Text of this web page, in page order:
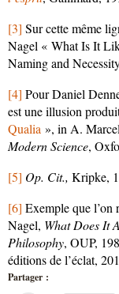
[3] Sur cette même
Nagel « What Is It
Naming and
[4] Pour Daniel
est une illusion
Qualia », in A.
Modern Science,
[5] Op. Cit., Kripke,
[6] Exemple que l’on
Nagel, What Does It
Philosophy, OUP,
éditions de l’éclat,
Partager :